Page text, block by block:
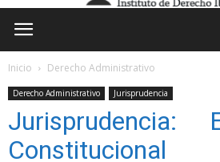
Inicio Derecho Administrativo
Derecho Administrativo Jurisprudencia
Jurisprudencia: